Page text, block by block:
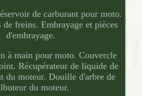
de carburant pour moto.
de freins. Embrayage et pièces
d'embrayage.
à main pour moto. Couvercle
Récupérateur de liquide de
du moteur. Douille d'arbre de
du moteur.